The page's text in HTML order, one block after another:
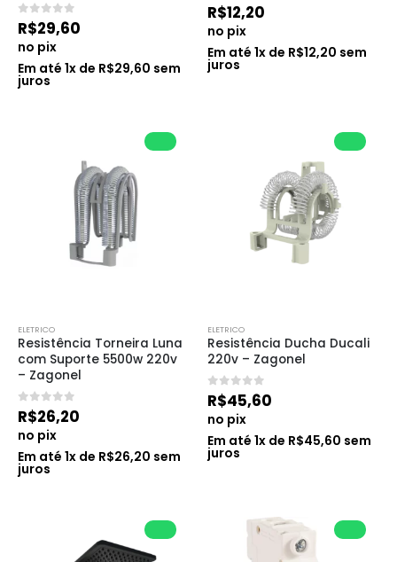
0 de 5
R$29,60
no pix
Em até 1x de R$29,60 sem
juros
0 de 5
R$12,20
no pix
Em até 1x de R$12,20 sem
juros
ELETRICO
Resistência Torneira Luna
com Suporte 5500w 220v
– Zagonel
0de 5
R$26,20
no pix
Em até 1x de R$26,20 sem
juros
ELETRICO
Resistência Ducha Ducali
220v – Zagonel
0de 5
R$45,60
no pix
Em até 1x de R$45,60 sem
juros